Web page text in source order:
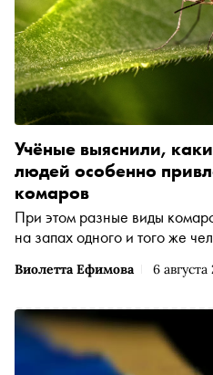
Виолетта Ефимова 6
Учёные выяснили,
людей особенно
комаров
При этом разные виды
на запах одного и того же